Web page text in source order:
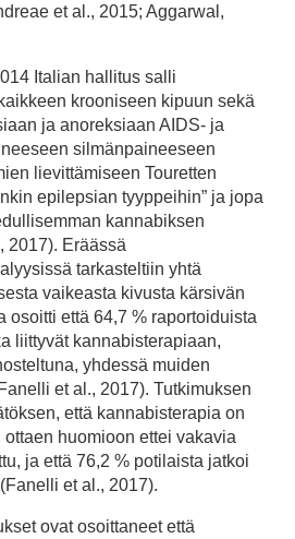
et al., 2015; Aggarwal,
Italian hallitus salli
krooniseen kipuun sekä
ja anoreksiaan AIDS- ja
silmänpaineeseen
lievittämiseen Touretten
epilepsian tyyppeihin” ja jopa
kannabiksen
2017). Eräässä
tarkasteltiin yhtä
vaikeasta kivusta kärsivän
osoitti että 64,7 % raportoiduista
liittyvät kannabisterapiaan,
yhdessä muiden
et al., 2017). Tutkimuksen
että kannabisterapia on
huomioon ettei vakavia
ja että 76,2 % potilaista jatkoi
et al., 2017).
ovat osoittaneet että